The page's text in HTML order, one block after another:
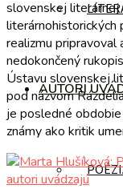
AUTORI
slovenskej literárnej
literárnohistorických
realizmu pripravoval
nedokončený
Ústavu slovenskej
pod názvom
je posledné
známy ako kritik
autori uvádzajú